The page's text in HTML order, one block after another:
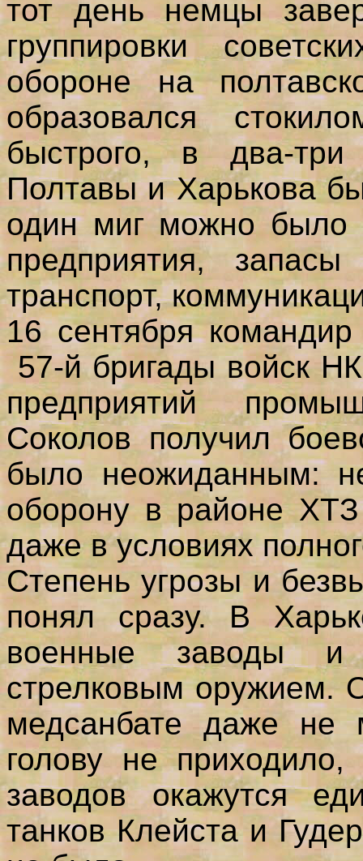
тот день немцы
группировки
обороне на
образовался
быстрого, в два-
Полтавы и Харькова
один миг можно было
предприятия,
транспорт,
16 сентября
57-й бригады войск
предприятий
Соколов получил
было неожиданным:
оборону в районе
даже в условиях
Степень угрозы и
понял сразу. В
военные заводы и
стрелковым оружием.
медсанбате даже не
голову не
заводов окажутся
танков Клейста и